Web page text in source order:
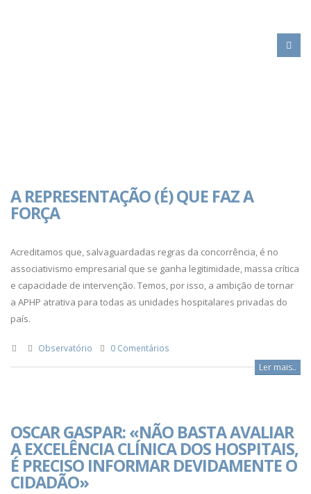
A REPRESENTAÇÃO (É) QUE FAZ A
FORÇA
Acreditamos que, salvaguardadas regras da concorrência, é no
associativismo empresarial que se ganha legitimidade, massa crítica
e capacidade de intervenção. Temos, por isso, a ambição de tornar
a APHP atrativa para todas as unidades hospitalares privadas do
país.
Observatório 0 Comentários
Ler mais..
OSCAR GASPAR: «NÃO BASTA AVALIAR
A EXCELÊNCIA CLÍNICA DOS HOSPITAIS,
É PRECISO INFORMAR DEVIDAMENTE O
CIDADÃO»